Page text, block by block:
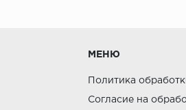
МЕНЮ
Политика
Согласие на